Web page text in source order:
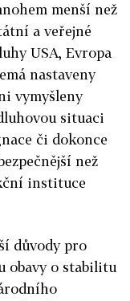
menší než
a veřejné
USA, Evropa
nastaveny
vymyšleny
situaci
či dokonce
než
instituce
důvody pro
obavy o stabilitu